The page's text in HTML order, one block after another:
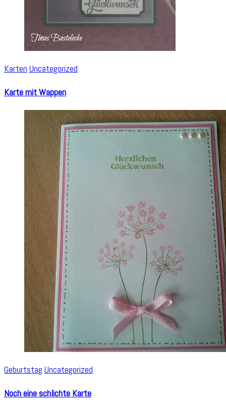
Karten Uncategorized
Karte mit Wappen
Geburtstag Uncategorized
Noch eine schlichte Karte